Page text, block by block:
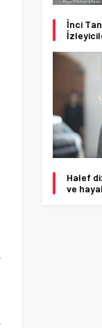
İnci
Halef
ve hayal